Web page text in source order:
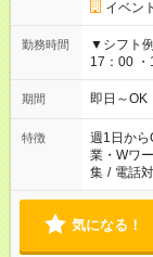
イベン
勤務時間
▼シフト
17：00 ・13
仕事によ
期間 即日～
特徴 週1日から
業・Wワ
集 / 電話
気になる！